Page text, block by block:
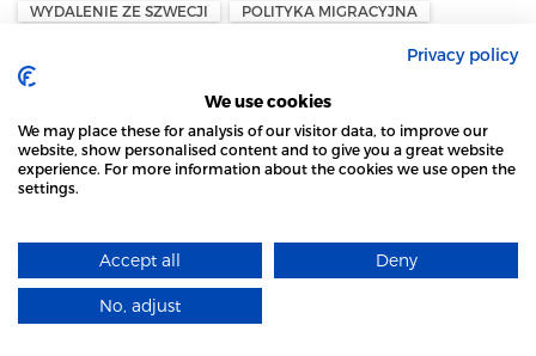
WYDALENIE ZE SZWECJI
POLITYKA MIGRACYJNA
EKSPORT Z NORWEGII
EKSPORT DO UE
NASJONAL KOMMUNIKASJONSMYNDIGHET – NKOM
CALL CENTER – NORWEGIA
TELEMARKETING W NORWEGII
SZWAJCARZY
REFERENDUM
KLARNA — USD
MiCA — RYNKI KRYPTOAKTYWÓW
NORWESKO-POLSKA IZBA HANDLOWA — NPCC
STRONA LOCAL MARKET WYKORZYSTUJE PLIKI
DOWIEDZ SIĘ WIĘCEJ
Privacy policy
We use cookies
We may place these for analysis of our visitor data, to improve our
website, show personalised content and to give you a great website
experience. For more information about the cookies we use open the
settings.
Accept all Deny
No, adjust